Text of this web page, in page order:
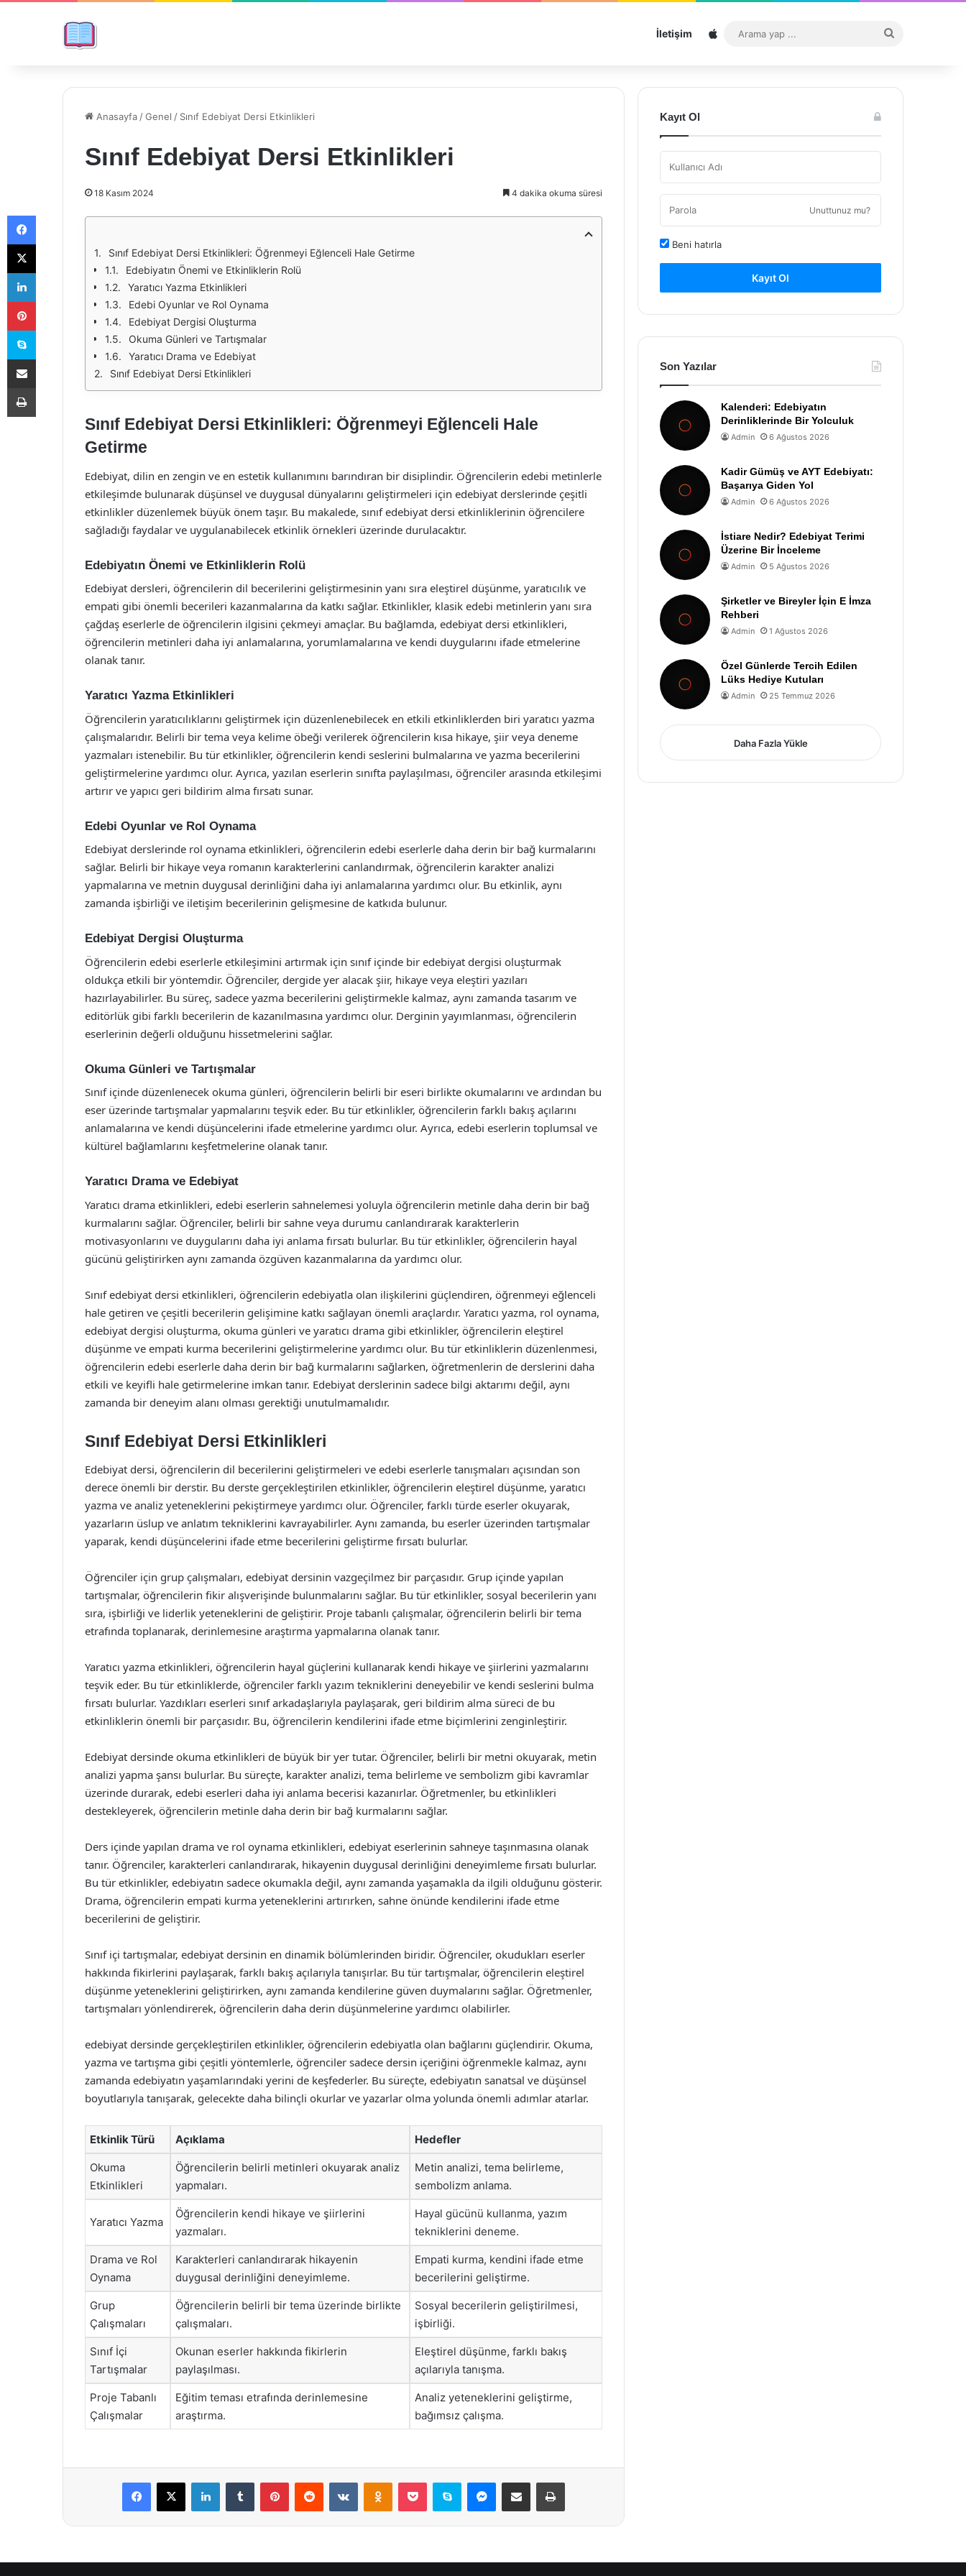
İletişim Sitemap
...
Anasayfa /Genel / Sınıf Edebiyat Dersi Etkinlikleri
Sınıf Edebiyat Dersi Etkinlikleri
18 Kasım 2024 4 dakika okuma süresi
Sınıf Edebiyat Dersi Etkinlikleri: Öğrenmeyi Eğlenceli Hale Getirme
Edebiyatın Önemi ve Etkinliklerin Rolü
Yaratıcı Yazma Etkinlikleri
Edebi Oyunlar ve Rol Oynama
Edebiyat Dergisi Oluşturma
Okuma Günleri ve Tartışmalar
Yaratıcı Drama ve Edebiyat
Sınıf Edebiyat Dersi Etkinlikleri
Sınıf Edebiyat Dersi Etkinlikleri: Öğrenmeyi Eğlenceli Hale
Getirme
Edebiyat, dilin en zengin ve en estetik kullanımını barındıran bir disiplindir. Öğrencilerin edebi metinlerle
etkileşimde bulunarak düşünsel ve duygusal dünyalarını geliştirmeleri için edebiyat derslerinde çeşitli
etkinlikler düzenlemek büyük önem taşır. Bu makalede, sınıf edebiyat dersi etkinliklerinin öğrencilere
sağladığı faydalar ve uygulanabilecek etkinlik örnekleri üzerinde durulacaktır.
Edebiyatın Önemi ve Etkinliklerin Rolü
Edebiyat dersleri, öğrencilerin dil becerilerini geliştirmesinin yanı sıra eleştirel düşünme, yaratıcılık ve
empati gibi önemli becerileri kazanmalarına da katkı sağlar. Etkinlikler, klasik edebi metinlerin yanı sıra
çağdaş eserlerle de öğrencilerin ilgisini çekmeyi amaçlar. Bu bağlamda, edebiyat dersi etkinlikleri,
öğrencilerin metinleri daha iyi anlamalarına, yorumlamalarına ve kendi duygularını ifade etmelerine
olanak tanır.
Yaratıcı Yazma Etkinlikleri
Öğrencilerin yaratıcılıklarını geliştirmek için düzenlenebilecek en etkili etkinliklerden biri yaratıcı yazma
çalışmalarıdır. Belirli bir tema veya kelime öbeği verilerek öğrencilerin kısa hikaye, şiir veya deneme
yazmaları istenebilir. Bu tür etkinlikler, öğrencilerin kendi seslerini bulmalarına ve yazma becerilerini
geliştirmelerine yardımcı olur. Ayrıca, yazılan eserlerin sınıfta paylaşılması, öğrenciler arasında etkileşimi
artırır ve yapıcı geri bildirim alma fırsatı sunar.
Edebi Oyunlar ve Rol Oynama
Edebiyat derslerinde rol oynama etkinlikleri, öğrencilerin edebi eserlerle daha derin bir bağ kurmalarını
sağlar. Belirli bir hikaye veya romanın karakterlerini canlandırmak, öğrencilerin karakter analizi
yapmalarına ve metnin duygusal derinliğini daha iyi anlamalarına yardımcı olur. Bu etkinlik, aynı
zamanda işbirliği ve iletişim becerilerinin gelişmesine de katkıda bulunur.
Edebiyat Dergisi Oluşturma
Öğrencilerin edebi eserlerle etkileşimini artırmak için sınıf içinde bir edebiyat dergisi oluşturmak
oldukça etkili bir yöntemdir. Öğrenciler, dergide yer alacak şiir, hikaye veya eleştiri yazıları
hazırlayabilirler. Bu süreç, sadece yazma becerilerini geliştirmekle kalmaz, aynı zamanda tasarım ve
editörlük gibi farklı becerilerin de kazanılmasına yardımcı olur. Derginin yayımlanması, öğrencilerin
eserlerinin değerli olduğunu hissetmelerini sağlar.
Okuma Günleri ve Tartışmalar
Sınıf içinde düzenlenecek okuma günleri, öğrencilerin belirli bir eseri birlikte okumalarını ve ardından bu
eser üzerinde tartışmalar yapmalarını teşvik eder. Bu tür etkinlikler, öğrencilerin farklı bakış açılarını
anlamalarına ve kendi düşüncelerini ifade etmelerine yardımcı olur. Ayrıca, edebi eserlerin toplumsal ve
kültürel bağlamlarını keşfetmelerine olanak tanır.
Yaratıcı Drama ve Edebiyat
Yaratıcı drama etkinlikleri, edebi eserlerin sahnelemesi yoluyla öğrencilerin metinle daha derin bir bağ
kurmalarını sağlar. Öğrenciler, belirli bir sahne veya durumu canlandırarak karakterlerin
motivasyonlarını ve duygularını daha iyi anlama fırsatı bulurlar. Bu tür etkinlikler, öğrencilerin hayal
gücünü geliştirirken aynı zamanda özgüven kazanmalarına da yardımcı olur.
Sınıf edebiyat dersi etkinlikleri, öğrencilerin edebiyatla olan ilişkilerini güçlendiren, öğrenmeyi eğlenceli
hale getiren ve çeşitli becerilerin gelişimine katkı sağlayan önemli araçlardır. Yaratıcı yazma, rol oynama,
edebiyat dergisi oluşturma, okuma günleri ve yaratıcı drama gibi etkinlikler, öğrencilerin eleştirel
düşünme ve empati kurma becerilerini geliştirmelerine yardımcı olur. Bu tür etkinliklerin düzenlenmesi,
öğrencilerin edebi eserlerle daha derin bir bağ kurmalarını sağlarken, öğretmenlerin de derslerini daha
etkili ve keyifli hale getirmelerine imkan tanır. Edebiyat derslerinin sadece bilgi aktarımı değil, aynı
zamanda bir deneyim alanı olması gerektiği unutulmamalıdır.
Sınıf Edebiyat Dersi Etkinlikleri
Edebiyat dersi, öğrencilerin dil becerilerini geliştirmeleri ve edebi eserlerle tanışmaları açısından son
derece önemli bir derstir. Bu derste gerçekleştirilen etkinlikler, öğrencilerin eleştirel düşünme, yaratıcı
yazma ve analiz yeteneklerini pekiştirmeye yardımcı olur. Öğrenciler, farklı türde eserler okuyarak,
yazarların üslup ve anlatım tekniklerini kavrayabilirler. Aynı zamanda, bu eserler üzerinden tartışmalar
yaparak, kendi düşüncelerini ifade etme becerilerini geliştirme fırsatı bulurlar.
Öğrenciler için grup çalışmaları, edebiyat dersinin vazgeçilmez bir parçasıdır. Grup içinde yapılan
tartışmalar, öğrencilerin fikir alışverişinde bulunmalarını sağlar. Bu tür etkinlikler, sosyal becerilerin yanı
sıra, işbirliği ve liderlik yeteneklerini de geliştirir. Proje tabanlı çalışmalar, öğrencilerin belirli bir tema
etrafında toplanarak, derinlemesine araştırma yapmalarına olanak tanır.
Yaratıcı yazma etkinlikleri, öğrencilerin hayal güçlerini kullanarak kendi hikaye ve şiirlerini yazmalarını
teşvik eder. Bu tür etkinliklerde, öğrenciler farklı yazım tekniklerini deneyebilir ve kendi seslerini bulma
fırsatı bulurlar. Yazdıkları eserleri sınıf arkadaşlarıyla paylaşarak, geri bildirim alma süreci de bu
etkinliklerin önemli bir parçasıdır. Bu, öğrencilerin kendilerini ifade etme biçimlerini zenginleştirir.
Edebiyat dersinde okuma etkinlikleri de büyük bir yer tutar. Öğrenciler, belirli bir metni okuyarak, metin
analizi yapma şansı bulurlar. Bu süreçte, karakter analizi, tema belirleme ve sembolizm gibi kavramlar
üzerinde durarak, edebi eserleri daha iyi anlama becerisi kazanırlar. Öğretmenler, bu etkinlikleri
destekleyerek, öğrencilerin metinle daha derin bir bağ kurmalarını sağlar.
Ders içinde yapılan drama ve rol oynama etkinlikleri, edebiyat eserlerinin sahneye taşınmasına olanak
tanır. Öğrenciler, karakterleri canlandırarak, hikayenin duygusal derinliğini deneyimleme fırsatı bulurlar.
Bu tür etkinlikler, edebiyatın sadece okumakla değil, aynı zamanda yaşamakla da ilgili olduğunu gösterir.
Drama, öğrencilerin empati kurma yeteneklerini artırırken, sahne önünde kendilerini ifade etme
becerilerini de geliştirir.
Sınıf içi tartışmalar, edebiyat dersinin en dinamik bölümlerinden biridir. Öğrenciler, okudukları eserler
hakkında fikirlerini paylaşarak, farklı bakış açılarıyla tanışırlar. Bu tür tartışmalar, öğrencilerin eleştirel
düşünme yeteneklerini geliştirirken, aynı zamanda kendilerine güven duymalarını sağlar. Öğretmenler,
tartışmaları yönlendirerek, öğrencilerin daha derin düşünmelerine yardımcı olabilirler.
edebiyat dersinde gerçekleştirilen etkinlikler, öğrencilerin edebiyatla olan bağlarını güçlendirir. Okuma,
yazma ve tartışma gibi çeşitli yöntemlerle, öğrenciler sadece dersin içeriğini öğrenmekle kalmaz, aynı
zamanda edebiyatın yaşamlarındaki yerini de keşfederler. Bu süreçte, edebiyatın sanatsal ve düşünsel
boyutlarıyla tanışarak, gelecekte daha bilinçli okurlar ve yazarlar olma yolunda önemli adımlar atarlar.
Etkinlik Türü Açıklama Hedefler
Okuma
Etkinlikleri
Öğrencilerin belirli metinleri okuyarak analiz
yapmaları.
Metin analizi, tema belirleme,
sembolizm anlama.
Yaratıcı Yazma
Öğrencilerin kendi hikaye ve şiirlerini
yazmaları.
Hayal gücünü kullanma, yazım
tekniklerini deneme.
Drama ve Rol
Oynama
Karakterleri canlandırarak hikayenin
duygusal derinliğini deneyimleme.
Empati kurma, kendini ifade etme
becerilerini geliştirme.
Grup
Çalışmaları
Öğrencilerin belirli bir tema üzerinde birlikte
çalışmaları.
Sosyal becerilerin geliştirilmesi,
işbirliği.
Sınıf İçi
Tartışmalar
Okunan eserler hakkında fikirlerin
paylaşılması.
Eleştirel düşünme, farklı bakış
açılarıyla tanışma.
Proje Tabanlı
Çalışmalar
Eğitim teması etrafında derinlemesine
araştırma.
Analiz yeteneklerini geliştirme,
bağımsız çalışma.
Facebook
X LinkedInTumblr PinterestReddit VKontakteOdnoklassniki
Pocket Skype Messenger
E-Posta ile paylaş Yazdır
Kayıt Ol
Unuttunuz mu?
Beni hatırla
Kayıt Ol
Son Yazılar
Kalenderi: Edebiyatın
Derinliklerinde Bir Yolculuk
Admin 6 Ağustos 2026
Kadir Gümüş ve AYT Edebiyatı:
Başarıya Giden Yol
Admin 6 Ağustos 2026
İstiare Nedir? Edebiyat Terimi
Üzerine Bir İnceleme
Admin 5 Ağustos 2026
Şirketler ve Bireyler İçin E İmza
Rehberi
Admin 1 Ağustos 2026
Özel Günlerde Tercih Edilen
Lüks Hediye Kutuları
Admin 25 Temmuz 2026
Daha Fazla Yükle
Facebook
X
LinkedIn
Pinterest
Skype
E-Posta ile paylaş